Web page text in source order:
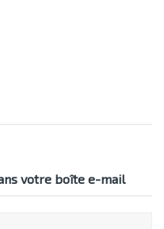
votre boîte e-mail